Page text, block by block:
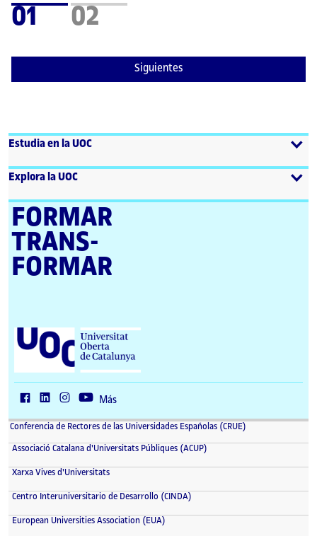
01 02
Siguientes
Estudia en la UOC
Explora la UOC
FORMAR
TRANS­
FORMAR
U
e
i
t
a
O
e
t
Más
Conferencia de Rectores de las Universidades Españolas (CRUE)
Associació Catalana d'Universitats Públiques (ACUP)
Xarxa Vives d'Universitats
Centro Interuniversitario de Desarrollo (CINDA)
European Universities Association (EUA)